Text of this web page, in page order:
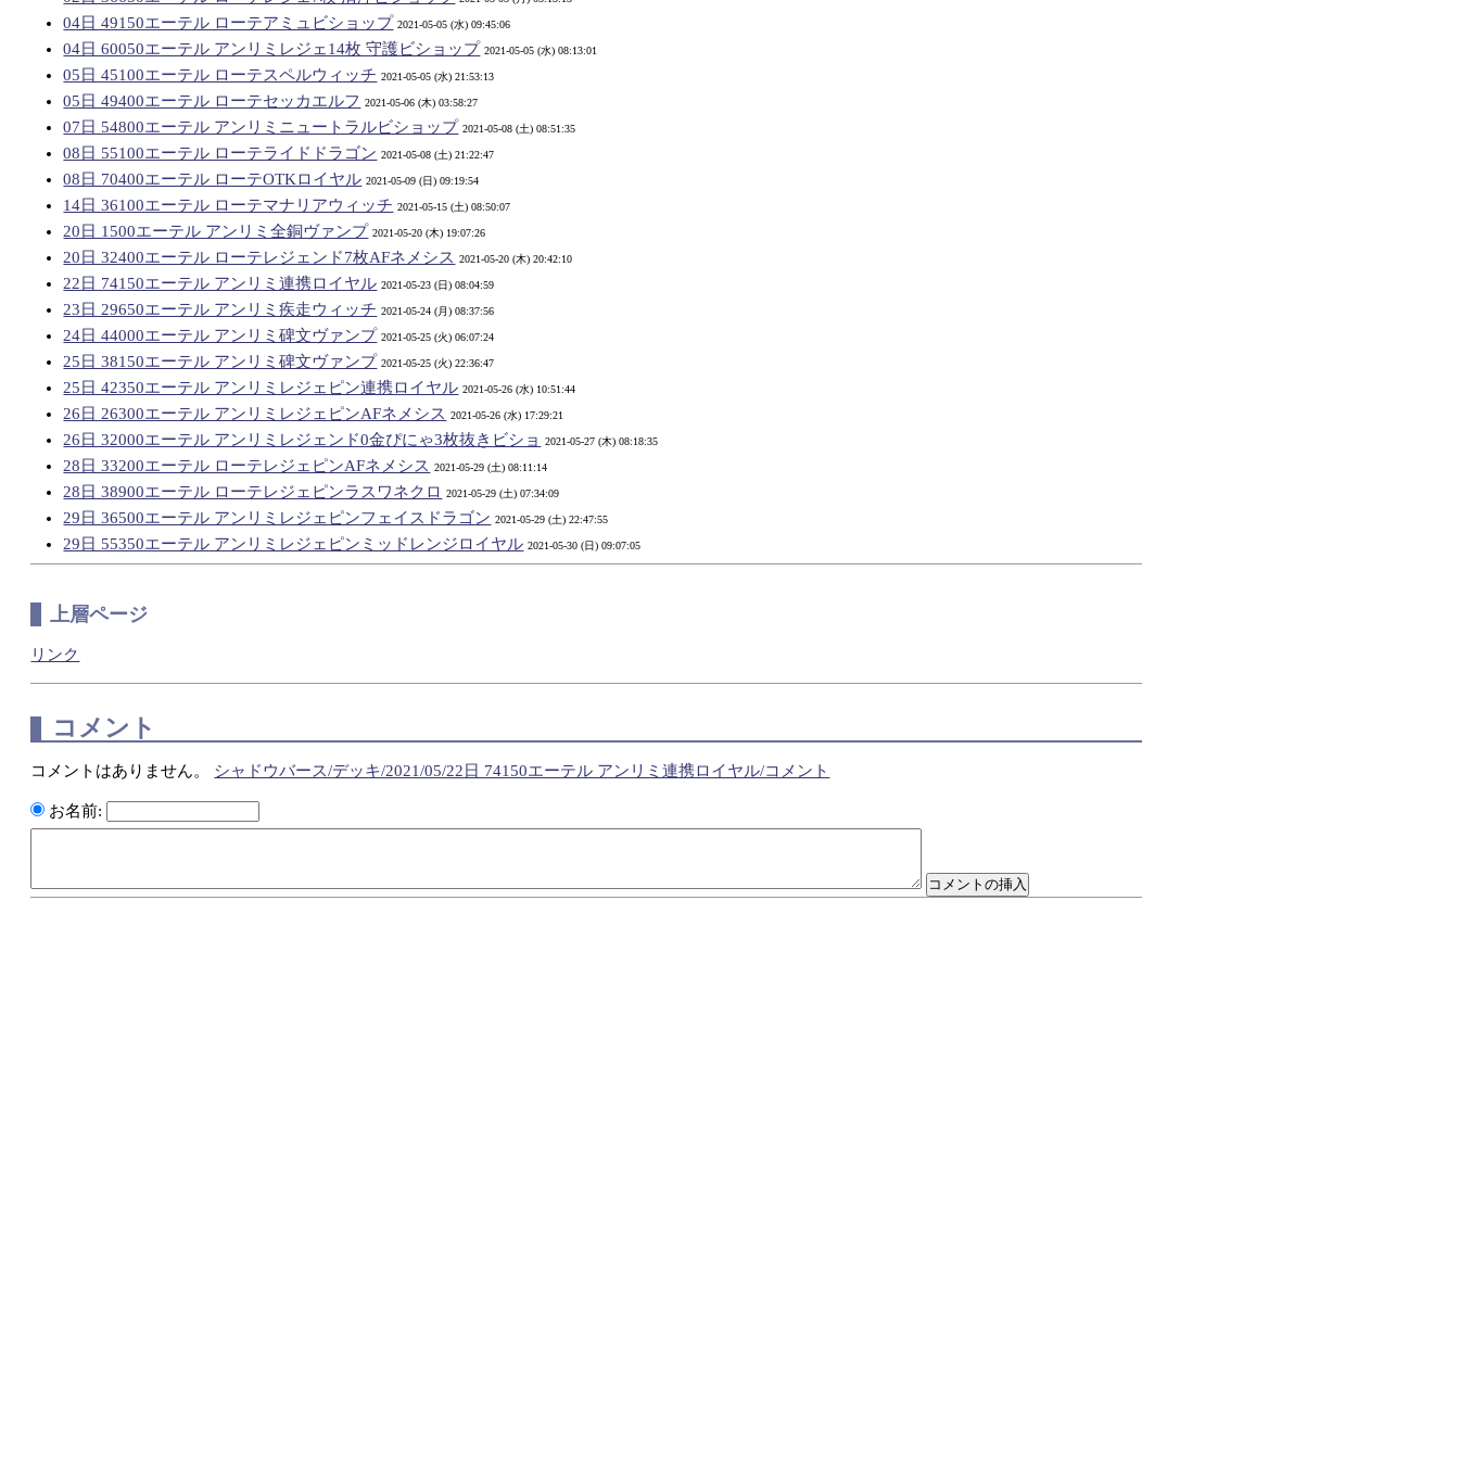
04日 49150エーテル ローテアミュビショップ 2021-05-05 (水) 09:45:06
04日 60050エーテル アンリミレジェ14枚 守護ビショップ 2021-05-05 (水) 08:13:01
05日 45100エーテル ローテスペルウィッチ 2021-05-05 (水) 21:53:13
05日 49400エーテル ローテセッカエルフ 2021-05-06 (木) 03:58:27
07日 54800エーテル アンリミニュートラルビショップ 2021-05-08 (土) 08:51:35
08日 55100エーテル ローテライドドラゴン 2021-05-08 (土) 21:22:47
08日 70400エーテル ローテOTKロイヤル 2021-05-09 (日) 09:19:54
14日 36100エーテル ローテマナリアウィッチ 2021-05-15 (土) 08:50:07
20日 1500エーテル アンリミ全銅ヴァンプ 2021-05-20 (木) 19:07:26
20日 32400エーテル ローテレジェンド7枚AFネメシス 2021-05-20 (木) 20:42:10
22日 74150エーテル アンリミ連携ロイヤル 2021-05-23 (日) 08:04:59
23日 29650エーテル アンリミ疾走ウィッチ 2021-05-24 (月) 08:37:56
24日 44000エーテル アンリミ碑文ヴァンプ 2021-05-25 (火) 06:07:24
25日 38150エーテル アンリミ碑文ヴァンプ 2021-05-25 (火) 22:36:47
25日 42350エーテル アンリミレジェピン連携ロイヤル 2021-05-26 (水) 10:51:44
26日 26300エーテル アンリミレジェピンAFネメシス 2021-05-26 (水) 17:29:21
26日 32000エーテル アンリミレジェンド0金ぴにゃ3枚抜きビショ 2021-05-27 (木) 08:18:35
28日 33200エーテル ローテレジェピンAFネメシス 2021-05-29 (土) 08:11:14
28日 38900エーテル ローテレジェピンラスワネクロ 2021-05-29 (土) 07:34:09
29日 36500エーテル アンリミレジェピンフェイスドラゴン 2021-05-29 (土) 22:47:55
29日 55350エーテル アンリミレジェピンミッドレンジロイヤル 2021-05-30 (日) 09:07:05
上層ページ
リンク
コメント
コメントはありません。 シャドウバース/デッキ/2021/05/22日 74150エーテル アンリミ連携ロイヤル/コメント
お名前: